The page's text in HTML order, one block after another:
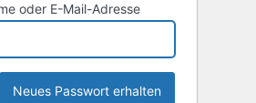
oder E-Mail-Adresse